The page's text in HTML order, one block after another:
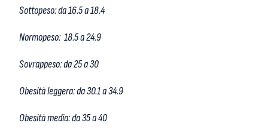
Sottopeso: da 16.5 a 18.4
Normopeso: 18.5 a 24.9
Sovrappeso: da 25 a 30
Obesità leggera: da 30.1 a 34.9
Obesità media: da 35 a 40